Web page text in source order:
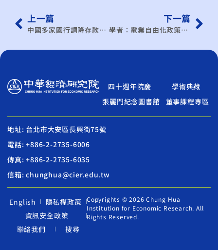
上一篇
中國多家國行調降存款利率 民間信心問題仍難解
下一篇
學者：電業自由化政策轉彎 難說服外商
四十週年院慶
學術典藏
張麗門紀念圖書館
董事課程專區
地址: 台北市大安區長興街75號
電話: +886-2-2735-6006
傳真: +886-2-2735-6035
信箱: chunghua@cier.edu.tw
English
隱私權政策
資訊安全政策
聯絡我們
搜尋
Copyrights © 2026 Chung-Hua
Institution for Economic Research. All
Rights Reserved.